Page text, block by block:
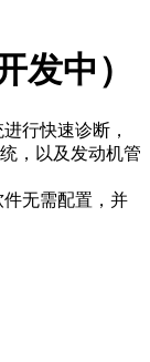
发中）
行快速诊断，
，以及发动机管
无需配置，并